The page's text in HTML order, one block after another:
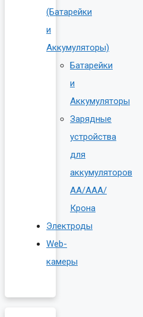
(Батарейки
и
Аккумуляторы)
Батарейки
и
Аккумуляторы
Зарядные
устройства
для
аккумуляторов
AA/AAA/
Крона
Электроды
Web-
камеры